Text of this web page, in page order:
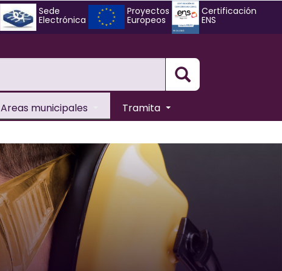
Sede
Electrónica
Proyectos
Europeos
Certificación
ENS
Busqueda
Areas municipales Tramita